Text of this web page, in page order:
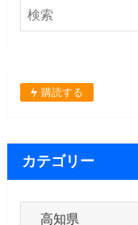
購読する
カテゴリー